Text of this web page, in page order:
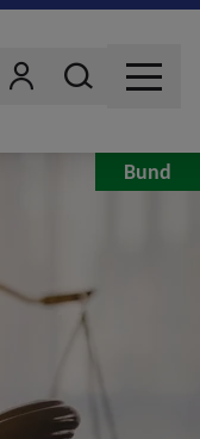
Benutzer
Wonach suchst
MENU
Bund